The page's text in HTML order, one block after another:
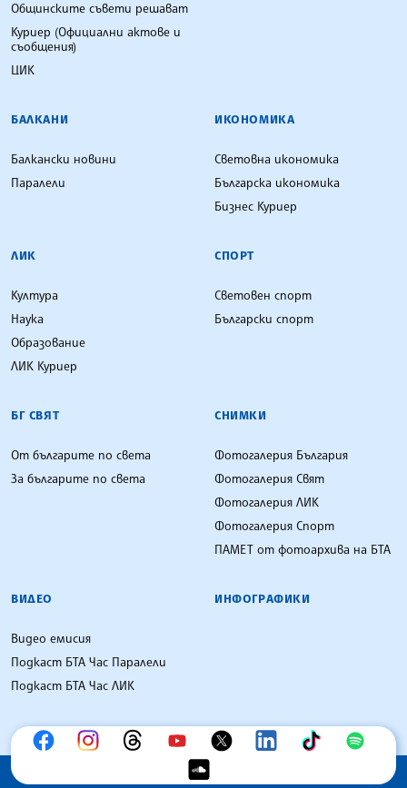
Общинските съвети решават
Куриер (Официални актове и
съобщения)
ЦИК
БАЛКАНИ
Балкански новини
Паралели
ИКОНОМИКА
Световна икономика
Българска икономика
Бизнес Куриер
ЛИК
Култура
Наука
Образование
ЛИК Куриер
СПОРТ
Световен спорт
Български спорт
БГ СВЯТ
От българите по света
За българите по света
СНИМКИ
Фотогалерия България
Фотогалерия Свят
Фотогалерия ЛИК
Фотогалерия Спорт
ПАМЕТ от фотоархива на БТА
ВИДЕО
Видео емисия
Подкаст БТА Час Паралели
Подкаст БТА Час ЛИК
ИНФОГРАФИКИ